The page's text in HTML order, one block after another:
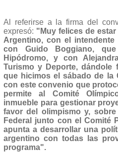
Al referirse a la firma del
expresó: "Muy felices de
Argentino, con el
con Guido Boggiano,
Hipódromo, y con
Turismo y Deporte, dándole
que hicimos el sábado de la
con este convenio que
permite al Comité
inmueble para gestionar
favor del olimpismo y,
Federal junto con el Comité
apunta a desarrollar una
argentino con todas las
programa".